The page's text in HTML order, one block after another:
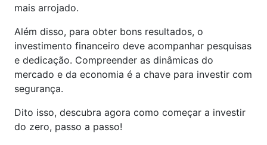
mais arrojado.
Além disso, para obter bons resultados, o
investimento financeiro deve acompanhar pesquisas
e dedicação. Compreender as dinâmicas do
mercado e da economia é a chave para investir com
segurança.
Dito isso, descubra agora como começar a investir
do zero, passo a passo!